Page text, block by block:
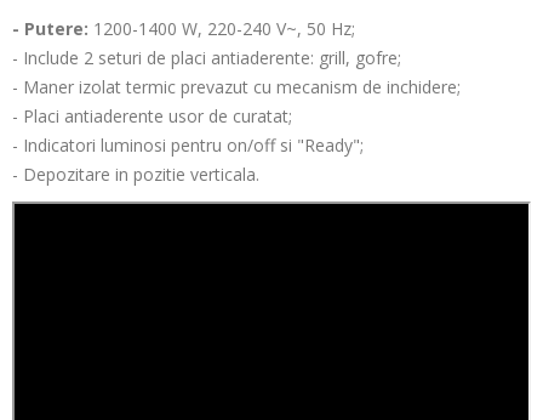
- Putere: 1200-1400 W, 220-240 V~, 50 Hz;
- Include 2 seturi de placi antiaderente: grill, gofre;
- Maner izolat termic prevazut cu mecanism de inchidere;
- Placi antiaderente usor de curatat;
- Indicatori luminosi pentru on/off si "Ready";
- Depozitare in pozitie verticala.